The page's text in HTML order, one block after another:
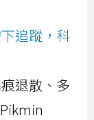
追蹤，科
退散、多